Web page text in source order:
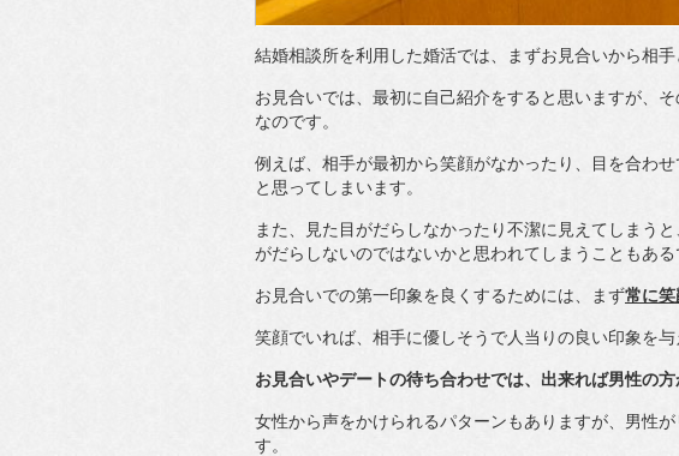
結婚相談所を利用した婚活では、まずお見合いから相手
お見合いでは、最初に自己紹介をすると思いますが、
なのです。
例えば、相手が最初から笑顔がなかったり、目を合わせ
と思ってしまいます。
また、見た目がだらしなかったり不潔に見えてしまう
がだらしないのではないかと思われてしまうこともある
お見合いでの第一印象を良くするためには、まず常に笑
笑顔でいれば、相手に優しそうで人当りの良い印象を
お見合いやデートの待ち合わせでは、出来れば男性の
女性から声をかけられるパターンもありますが、男性
す。